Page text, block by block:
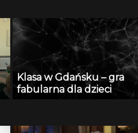
Krawczyk – Repozytorium
nagrań testowych i
algorytmy wspomagania
systemów monitoringu
przestrzeni publicznej
Klasa w Gdańsku – gra
fabularna dla dzieci